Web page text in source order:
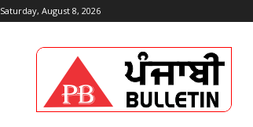
Saturday, August 8, 2026
Punjabi
Bulletin